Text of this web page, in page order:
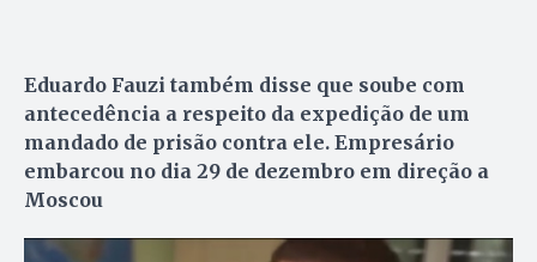
Eduardo Fauzi também disse que soube com
antecedência a respeito da expedição de um
mandado de prisão contra ele. Empresário
embarcou no dia 29 de dezembro em direção a
Moscou